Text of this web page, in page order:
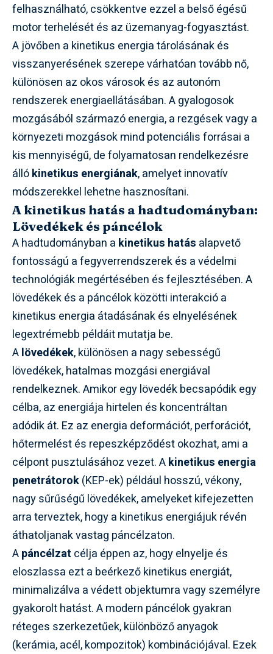
felhasználható, csökkentve ezzel a belső égésű
motor terhelését és az üzemanyag-fogyasztást.
A jövőben a kinetikus energia tárolásának és
visszanyerésének szerepe várhatóan tovább nő,
különösen az okos városok és az autonóm
rendszerek energiaellátásában. A gyalogosok
mozgásából származó energia, a rezgések vagy a
környezeti mozgások mind potenciális forrásai a
kis mennyiségű, de folyamatosan rendelkezésre
állókinetikus energiának, amelyet innovatív
módszerekkel lehetne hasznosítani.
A kinetikus hatás a hadtudományban:
Lövedékek és páncélok
A hadtudományban a kinetikus hatás alapvető
fontosságú a fegyverrendszerek és a védelmi
technológiák megértésében és fejlesztésében. A
lövedékek és a páncélok közötti interakció a
kinetikus energia átadásának és elnyelésének
legextrémebb példáit mutatja be.
Alövedékek, különösen a nagy sebességű
lövedékek, hatalmas mozgási energiával
rendelkeznek. Amikor egy lövedék becsapódik egy
célba, az energiája hirtelen és koncentráltan
adódik át. Ez az energia deformációt, perforációt,
hőtermelést és repeszképződést okozhat, ami a
célpont pusztulásához vezet. Akinetikus energia
penetrátorok(KEP-ek) például hosszú, vékony,
nagy sűrűségű lövedékek, amelyeket kifejezetten
arra terveztek, hogy a kinetikus energiájuk révén
áthatoljanak vastag páncélzaton.
Apáncélzat célja éppen az, hogy elnyelje és
eloszlassa ezt a beérkező kinetikus energiát,
minimalizálva a védett objektumra vagy személyre
gyakorolt hatást. A modern páncélok gyakran
réteges szerkezetűek, különböző anyagok
(kerámia, acél, kompozitok) kombinációjával. Ezek